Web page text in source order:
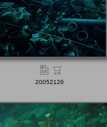
20052126